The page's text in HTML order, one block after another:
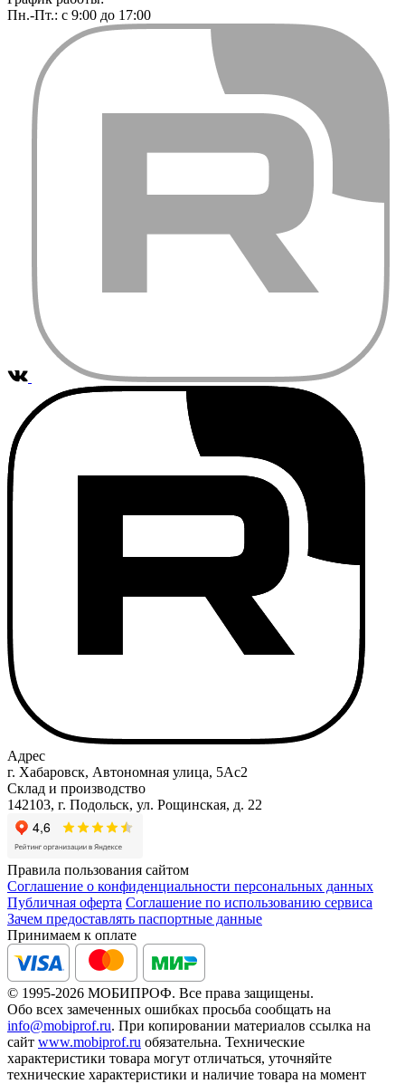
Пн.-Пт.: с 9:00 до 17:00
Адрес
г. Хабаровск, Автономная улица, 5Ас2
Склад и производство
142103, г. Подольск, ул. Рощинская, д. 22
Правила пользования сайтом
Соглашение о конфиденциальности персональных данных
Публичная оферта Соглашение по использованию сервиса
Зачем предоставлять паспортные данные
Принимаем к оплате
© 1995-2026 МОБИПРОФ. Все права защищены.
Обо всех замеченных ошибках просьба сообщать на
info@mobiprof.ru. При копировании материалов ссылка на
сайт www.mobiprof.ru обязательна. Технические
характеристики товара могут отличаться, уточняйте
технические характеристики и наличие товара на момент